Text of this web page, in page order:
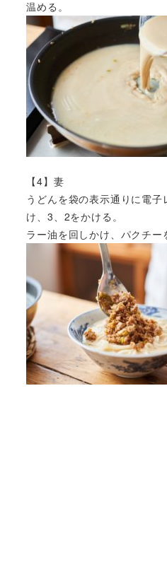
温める。
【4】妻
うどんを袋の表示通りに電
け、3、2をかける。
ラー油を回しかけ、パクチー